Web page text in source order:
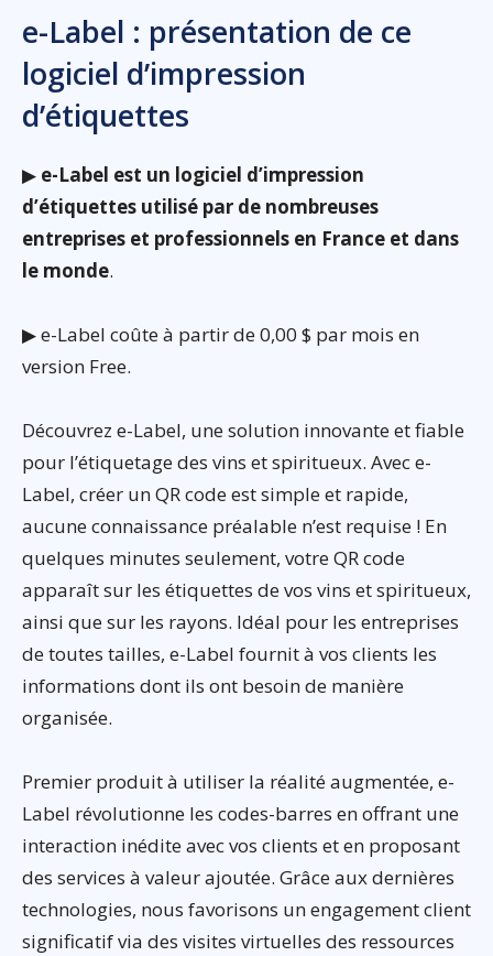
e-Label : présentation de ce
logiciel d’impression
d’étiquettes
▶ e-Label est un logiciel d’impression
d’étiquettes utilisé par de nombreuses
entreprises et professionnels en France et dans
le monde.
▶ e-Label coûte à partir de 0,00 $ par mois en
version Free.
Découvrez e-Label, une solution innovante et fiable
pour l’étiquetage des vins et spiritueux. Avec e-
Label, créer un QR code est simple et rapide,
aucune connaissance préalable n’est requise ! En
quelques minutes seulement, votre QR code
apparaît sur les étiquettes de vos vins et spiritueux,
ainsi que sur les rayons. Idéal pour les entreprises
de toutes tailles, e-Label fournit à vos clients les
informations dont ils ont besoin de manière
organisée.
Premier produit à utiliser la réalité augmentée, e-
Label révolutionne les codes-barres en offrant une
interaction inédite avec vos clients et en proposant
des services à valeur ajoutée. Grâce aux dernières
technologies, nous favorisons un engagement client
significatif via des visites virtuelles des ressources